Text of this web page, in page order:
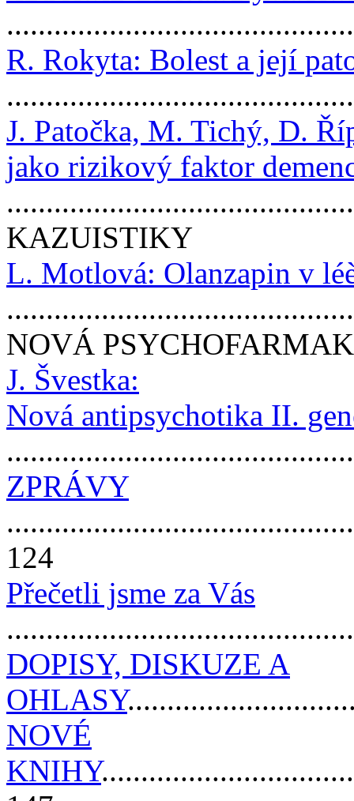
R. Rokyta: Bolest a její
J. Patočka, M. Tichý, D.
jako rizikový faktor
KAZUISTIKY
L. Motlová: Olanzapin v
NOVÁ
J. Švestka:
Nová antipsychotika II.
ZPRÁVY
124
Přečetli jsme za Vás
DOPISY, DISKUZE A
OHLASY
NOVÉ
KNIHY